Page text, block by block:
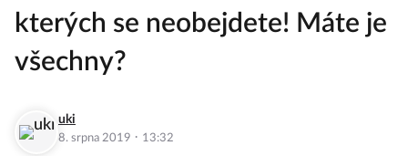
kterých se neobejdete! Máte je
všechny?
uki
8. srpna 2019 · 13:32